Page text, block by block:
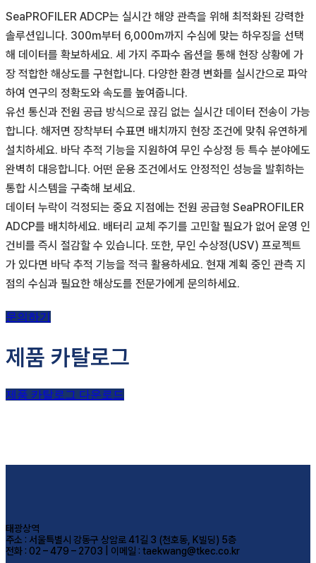
SeaPROFILER ADCP는 실시간 해양 관측을 위해 최적화된 강력한
솔루션입니다. 300m부터 6,000m까지 수심에 맞는 하우징을 선택
해 데이터를 확보하세요. 세 가지 주파수 옵션을 통해 현장 상황에 가
장 적합한 해상도를 구현합니다. 다양한 환경 변화를 실시간으로 파악
하여 연구의 정확도와 속도를 높여줍니다.
유선 통신과 전원 공급 방식으로 끊김 없는 실시간 데이터 전송이 가능
합니다. 해저면 장착부터 수표면 배치까지 현장 조건에 맞춰 유연하게
설치하세요. 바닥 추적 기능을 지원하여 무인 수상정 등 특수 분야에도
완벽히 대응합니다. 어떤 운용 조건에서도 안정적인 성능을 발휘하는
통합 시스템을 구축해 보세요.
데이터 누락이 걱정되는 중요 지점에는 전원 공급형 SeaPROFILER
ADCP를 배치하세요. 배터리 교체 주기를 고민할 필요가 없어 운영 인
건비를 즉시 절감할 수 있습니다. 또한, 무인 수상정(USV) 프로젝트
가 있다면 바닥 추적 기능을 적극 활용하세요. 현재 계획 중인 관측 지
점의 수심과 필요한 해상도를 전문가에게 문의하세요.
문의하기
제품 카탈로그
제품 카탈로그 다운로드
태광상역
주소 : 서울특별시 강동구 상암로 41길 3 (천호동, K빌딩) 5층
전화 : 02 – 479 – 2703 | 이메일 : taekwang@tkec.co.kr